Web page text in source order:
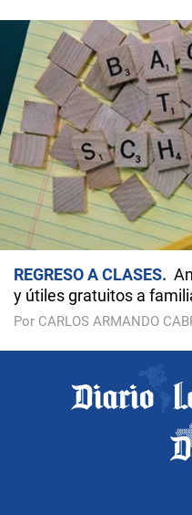
REGRESO A CLASES
y útiles gratuitos a
Por CARLOS ARMANDO